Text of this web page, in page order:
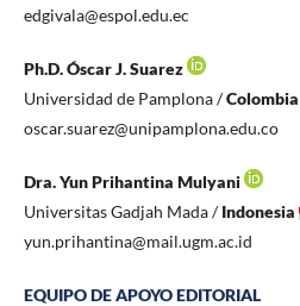
edgivala@espol.edu.ec
Ph.D. Óscar J. Suarez
Universidad de Pamplona /Colombia
oscar.suarez@unipamplona.edu.co
Dra. Yun Prihantina Mulyani
Universitas Gadjah Mada /Indonesia
yun.prihantina@mail.ugm.ac.id
EQUIPO DE APOYO EDITORIAL